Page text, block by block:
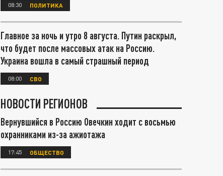
08:30 ПОЛИТИКА
Главное за ночь и утро 8 августа. Путин раскрыл,
что будет после массовых атак на Россию.
Украина вошла в самый страшный период
08:00 СВО
НОВОСТИ РЕГИОНОВ
Вернувшийся в Россию Овечкин ходит с восьмью
охранниками из-за ажиотажа
17:45 ОБЩЕСТВО